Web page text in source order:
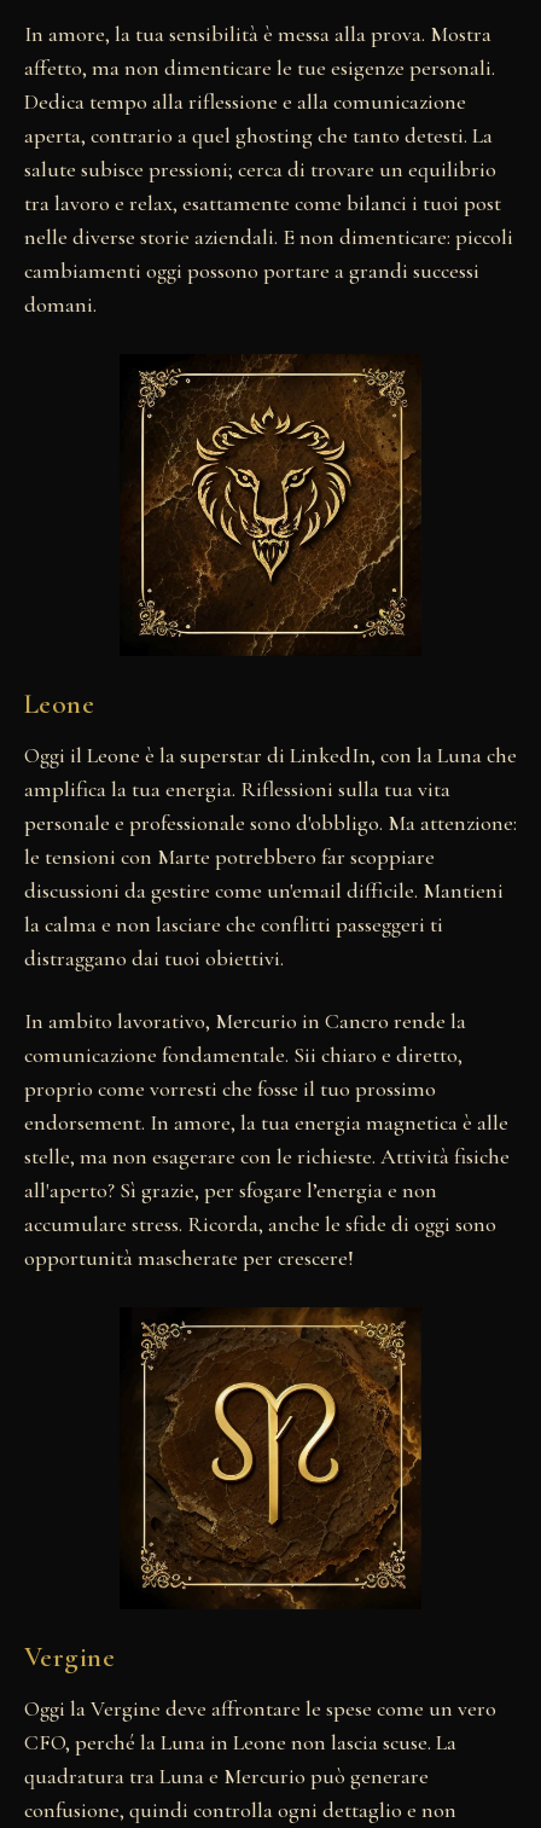
In amore, la tua sensibilità è messa alla prova. Mostra
affetto, ma non dimenticare le tue esigenze personali.
Dedica tempo alla riflessione e alla comunicazione
aperta, contrario a quel ghosting che tanto detesti. La
salute subisce pressioni; cerca di trovare un equilibrio
tra lavoro e relax, esattamente come bilanci i tuoi post
nelle diverse storie aziendali. E non dimenticare: piccoli
cambiamenti oggi possono portare a grandi successi
domani.
Leone
Oggi il Leone è la superstar di LinkedIn, con la Luna che
amplifica la tua energia. Riflessioni sulla tua vita
personale e professionale sono d'obbligo. Ma attenzione:
le tensioni con Marte potrebbero far scoppiare
discussioni da gestire come un'email difficile. Mantieni
la calma e non lasciare che conflitti passeggeri ti
distraggano dai tuoi obiettivi.
In ambito lavorativo, Mercurio in Cancro rende la
comunicazione fondamentale. Sii chiaro e diretto,
proprio come vorresti che fosse il tuo prossimo
endorsement. In amore, la tua energia magnetica è alle
stelle, ma non esagerare con le richieste. Attività fisiche
all'aperto? Sì grazie, per sfogare l’energia e non
accumulare stress. Ricorda, anche le sfide di oggi sono
opportunità mascherate per crescere!
Vergine
Oggi la Vergine deve affrontare le spese come un vero
CFO, perché la Luna in Leone non lascia scuse. La
quadratura tra Luna e Mercurio può generare
confusione, quindi controlla ogni dettaglio e non